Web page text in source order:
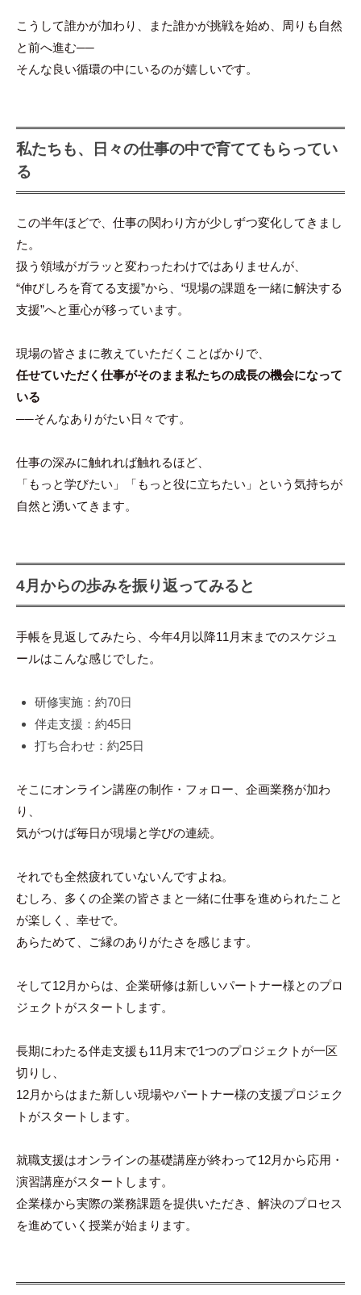
こうして誰かが加わり、また誰かが挑戦を始め、周りも自然
と前へ進む──
そんな良い循環の中にいるのが嬉しいです。
私たちも、日々の仕事の中で育ててもらってい
る
この半年ほどで、仕事の関わり方が少しずつ変化してきまし
た。
扱う領域がガラッと変わったわけではありませんが、
“伸びしろを育てる支援”から、“現場の課題を一緒に解決する
支援”へと重心が移っています。
現場の皆さまに教えていただくことばかりで、
任せていただく仕事がそのまま私たちの成長の機会になって
いる
──そんなありがたい日々です。
仕事の深みに触れれば触れるほど、
「もっと学びたい」「もっと役に立ちたい」という気持ちが
自然と湧いてきます。
4月からの歩みを振り返ってみると
手帳を見返してみたら、今年4月以降11月末までのスケジュ
ールはこんな感じでした。
研修実施：約70日
伴走支援：約45日
打ち合わせ：約25日
そこにオンライン講座の制作・フォロー、企画業務が加わ
り、
気がつけば毎日が現場と学びの連続。
それでも全然疲れていないんですよね。
むしろ、多くの企業の皆さまと一緒に仕事を進められたこと
が楽しく、幸せで。
あらためて、ご縁のありがたさを感じます。
そして12月からは、企業研修は新しいパートナー様とのプロ
ジェクトがスタートします。
長期にわたる伴走支援も11月末で1つのプロジェクトが一区
切りし、
12月からはまた新しい現場やパートナー様の支援プロジェク
トがスタートします。
就職支援はオンラインの基礎講座が終わって12月から応用・
演習講座がスタートします。
企業様から実際の業務課題を提供いただき、解決のプロセス
を進めていく授業が始まります。